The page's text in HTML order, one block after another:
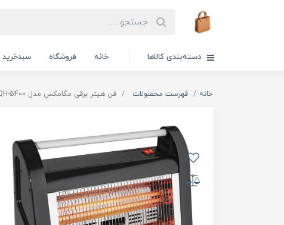
دسته‌بندی کالاها خانه فروشگاه سبدخرید
خانه فهرست محصولات فن هیتر برقی مگامکس مدل MQH-5400